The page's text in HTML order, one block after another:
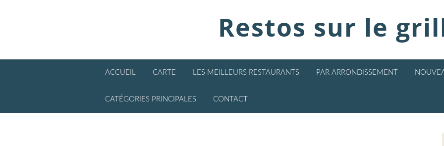
Restos sur le
ACCUEIL CARTE LES MEILLEURS RESTAURANTS PAR ARRONDISSEMENT
CATÉGORIES PRINCIPALES CONTACT